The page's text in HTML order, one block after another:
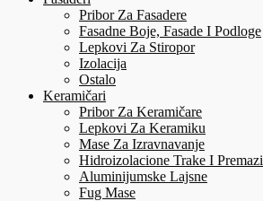
Pribor Za Fasadere
Fasadne Boje, Fasade I Podloge
Lepkovi Za Stiropor
Izolacija
Ostalo
Keramičari
Pribor Za Keramičare
Lepkovi Za Keramiku
Mase Za Izravnavanje
Hidroizolacione Trake I Premazi
Aluminijumske Lajsne
Fug Mase